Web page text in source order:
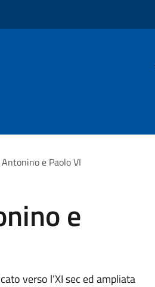
e Paolo VI
e
verso l’XI sec ed ampliata